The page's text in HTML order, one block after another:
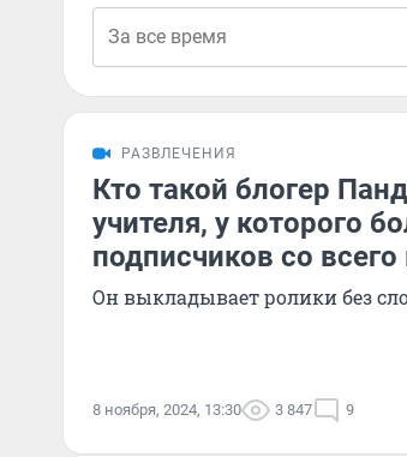
РАЗВЛЕЧЕНИЯ
Кто такой блогер
учителя, у которого
подписчиков со
Он выкладывает ролики без
8 ноября, 2024, 13:30 3 847 9